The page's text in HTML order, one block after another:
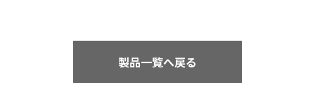
製品一覧へ戻る